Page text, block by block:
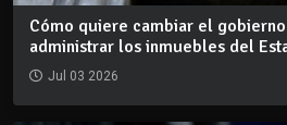
Cómo quiere cambiar el
administrar los inmuebles del
Jul 03 2026